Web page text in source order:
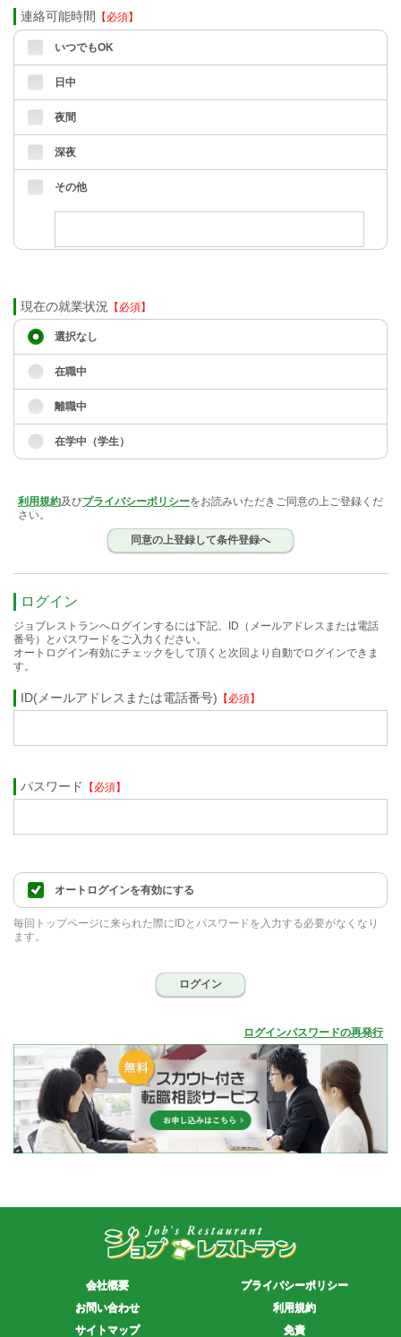
連絡可能時間 【必須】
いつでもOK
日中
夜間
深夜
その他
現在の就業状況 【必須】
選択なし
在職中
離職中
在学中（学生）
利用規約及びプライバシーポリシーをお読みいただきご同意の上ご登録くだ
さい。
同意の上登録して条件登録へ
ログイン
ジョブレストランへログインするには下記、ID（メールアドレスまたは電話
番号）とパスワードをご入力ください。
オートログイン有効にチェックをして頂くと次回より自動でログインできま
す。
ID(メールアドレスまたは電話番号) 【必須】
パスワード 【必須】
オートログインを有効にする
毎回トップページに来られた際にIDとパスワードを入力する必要がなくなり
ます。
ログイン
ログインパスワードの再発行
会社概要
お問い合わせ
サイトマップ
プライバシーポリシー
利用規約
免責